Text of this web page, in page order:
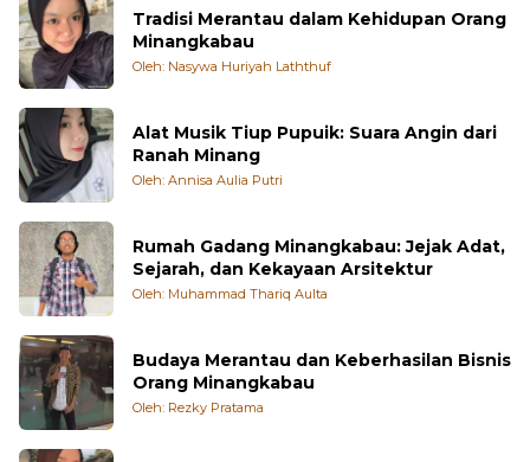
Tradisi Merantau dalam Kehidupan Orang
Minangkabau
Oleh: Nasywa Huriyah Laththuf
Alat Musik Tiup Pupuik: Suara Angin dari
Ranah Minang
Oleh: Annisa Aulia Putri
Rumah Gadang Minangkabau: Jejak Adat,
Sejarah, dan Kekayaan Arsitektur
Oleh: Muhammad Thariq Aulta
Budaya Merantau dan Keberhasilan Bisnis
Orang Minangkabau
Oleh: Rezky Pratama